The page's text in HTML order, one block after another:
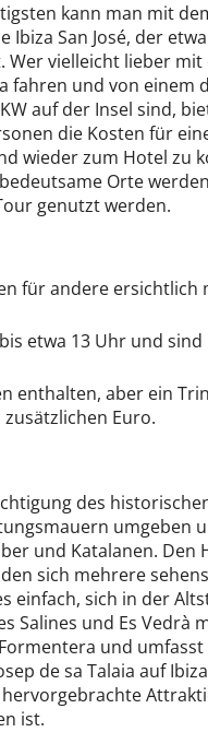
kann man mit
San José, der
vielleicht lieber
fahren und von einem
auf der Insel sind,
die Kosten für
wieder zum Hotel zu
Orte
genutzt werden.
für andere
etwa 13 Uhr und
enthalten, aber ein
Euro.
des
umgeben
und Katalanen.
sich mehrere
einfach, sich in der
Salines und Es Vedrà
und
de sa Talaia auf
ist.